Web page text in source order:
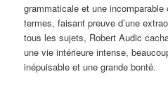
grammaticale et une
termes, faisant preuve d’une
tous les sujets, Robert Audic
une vie intérieure intense,
inépuisable et une grande bonté.